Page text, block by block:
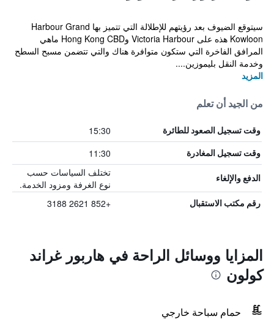
سيتوقع الضيوف بعد رؤيتهم للإطلالة التي تتميز بها Harbour Grand
Kowloon هذه على Victoria Harbour وHong Kong CBD ماهي
المرافق الفاخرة التي ستكون متوافرة هناك والتي تتضمن مسبح السطح
وخدمة النقل بليموزين....
المزيد
من الجيد أن تعلم
وقت تسجيل الصعود للطائرة 15:30
وقت تسجيل المغادرة 11:30
الدفع والإلغاء
تختلف السياسات حسب
نوع الغرفة ومزود الخدمة.
رقم مكتب الاستقبال +852 2621 3188
المزايا ووسائل الراحة في هاربور غراند
كولون
حمام سباحة خارجي